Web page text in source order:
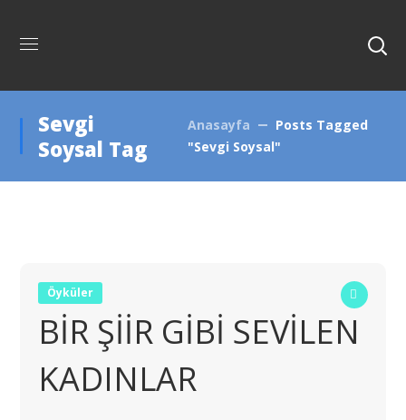
Sevgi
Soysal Tag
Anasayfa
Posts Tagged
"Sevgi Soysal"
Öyküler
BİR ŞİİR GİBİ SEVİLEN
KADINLAR